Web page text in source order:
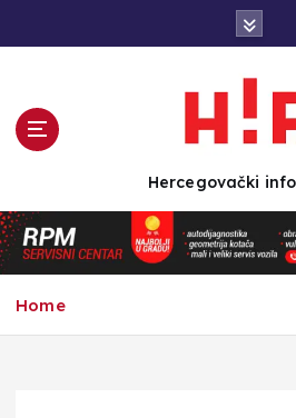
n
t
e
Hercegovački
Home